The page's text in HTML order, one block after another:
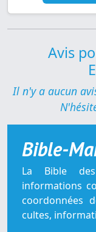
Avis
Il n'y a aucun
Bible-
La Bible
informations
coordonnées
cultes,